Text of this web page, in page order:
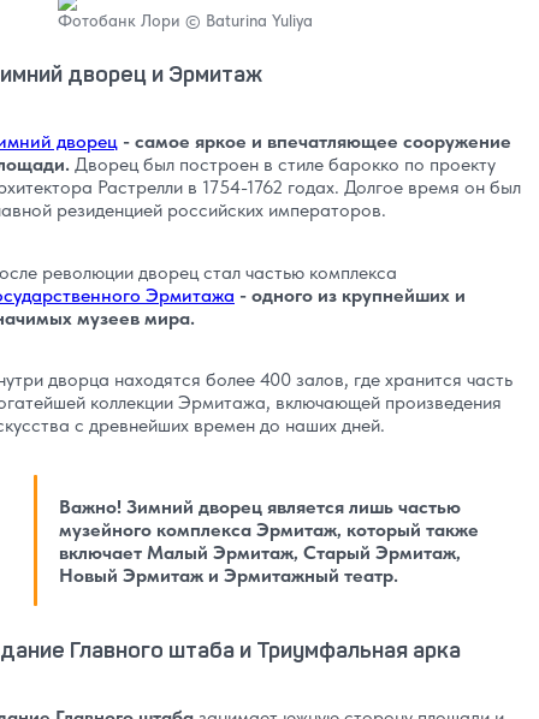
Фотобанк Лори © Baturina Yuliya
дворец и Эрмитаж
дворец - самое яркое и впечатляющее сооружение
Дворец был построен в стиле барокко по проекту
Растрелли в 1754-1762 годах. Долгое время он был
резиденцией российских императоров.
революции дворец стал частью комплекса
Эрмитажа - одного из крупнейших и
музеев мира.
дворца находятся более 400 залов, где хранится часть
коллекции Эрмитажа, включающей произведения
с древнейших времен до наших дней.
Важно! Зимний дворец является лишь частью
музейного комплекса Эрмитаж, который также
включает Малый Эрмитаж, Старый Эрмитаж,
Новый Эрмитаж и Эрмитажный театр.
Главного штаба и Триумфальная арка